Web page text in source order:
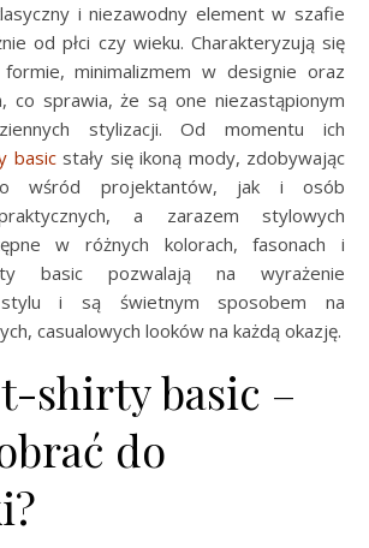
i niezawodny element w szafie
od płci czy wieku. Charakteryzują się
minimalizmem w designie oraz
co sprawia, że są one niezastąpionym
stylizacji. Od momentu ich
basicstały się ikoną mody, zdobywając
wśród projektantów, jak i osób
a zarazem stylowych
w różnych kolorach, fasonach i
basic pozwalają na wyrażenie
stylu i są świetnym sposobem na
casualowych looków na każdą okazję.
shirty basic –
do